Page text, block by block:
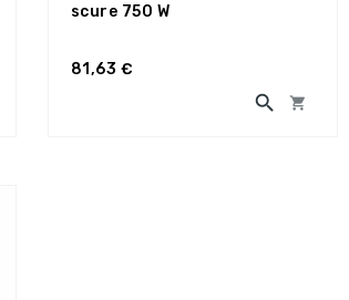
scure 750 W
81,63 €

